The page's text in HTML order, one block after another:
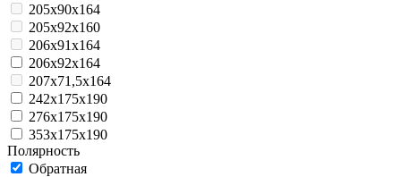
205x90x164
205x92x160
206x91x164
206x92x164
207x71,5x164
242x175x190
276x175x190
353x175x190
Полярность
Обратная